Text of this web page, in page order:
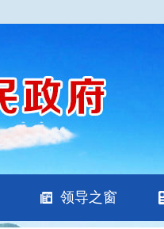
领导之窗